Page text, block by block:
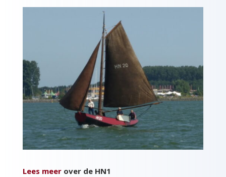
Lees meerover de HN1